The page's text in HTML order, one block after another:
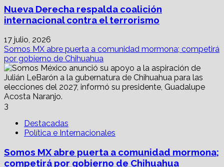
Nueva Derecha respalda coalición
internacional contra el terrorismo
17 julio, 2026
Somos MX abre puerta a comunidad mormona; competirá
por gobierno de Chihuahua
3
Destacadas
Política e Internacionales
Somos MX abre puerta a comunidad mormona;
competirá por gobierno de Chihuahua